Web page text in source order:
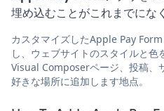
埋め込むことがこれまでにな
カスタマイズしたApple Pay
し、ウェブサイトのスタイルと
Visual Composerページ、投稿、
好きな場所に追加します地点。